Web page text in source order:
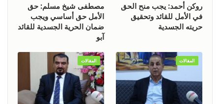
روكن أحمد: يجب منح الحق
في الأمل للقائد وتحقيق
حريته الجسدية
مصطفى شيخ مسلم: حق
الأمل حق أساسي ويجب
ضمان الحرية الجسدية للقائد
آبو
المقالات المقالات